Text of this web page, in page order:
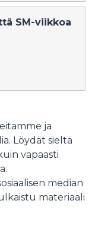
SM-viikkoa
ja
Löydät sieltä
vapaasti
median
materiaali